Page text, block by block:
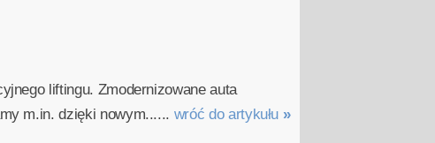
liftingu. Zmodernizowane auta
m.in. dzięki nowym...... wróć do artykułu »